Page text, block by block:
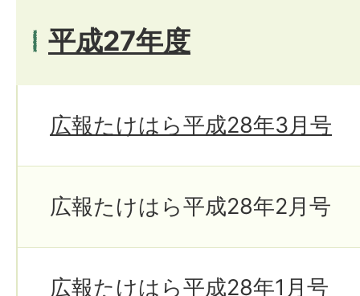
平成27年度
広報たけはら平成28年3月号
広報たけはら平成28年2月号
広報たけはら平成28年1月号